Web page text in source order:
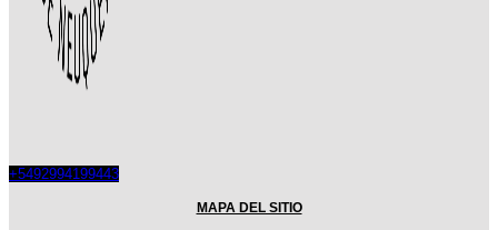
+5492994199443
MAPA DEL SITIO